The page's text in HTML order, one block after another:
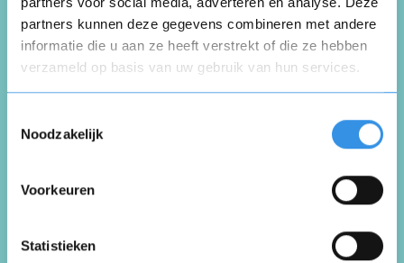
partners kunnen deze gegevens combineren met andere
informatie die u aan ze heeft verstrekt of die ze hebben
verzameld op basis van uw gebruik van hun services.
Noodzakelijk
Voorkeuren
Statistieken
Beoordeel je ervaring *